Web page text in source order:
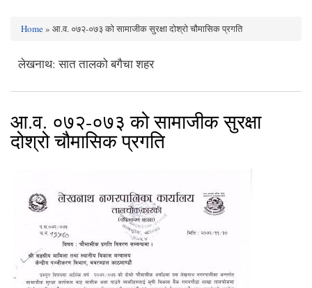
Home» आ.व. ०७२-०७३ को सामाजीक सुरक्षा दोश्रो चौमासिक प्रगति
सात तालको बगैचा शहर
आ.व. ०७२-०७३ को सामाजीक सुरक्षा
दोश्रो चौमासिक प्रगति